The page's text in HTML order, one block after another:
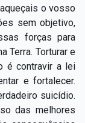
o vosso
sem objetivo,
forças para
Terra. Torturar e
é contravir a lei
e fortalecer.
suicídio.
das melhores